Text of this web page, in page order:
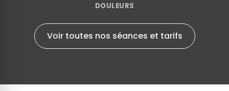
DOULEURS
Voir toutes nos séances et tarifs